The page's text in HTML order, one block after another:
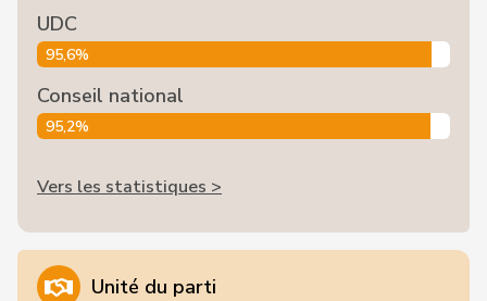
UDC
95,6%
Conseil national
95,2%
Vers les statistiques >
Unité du parti